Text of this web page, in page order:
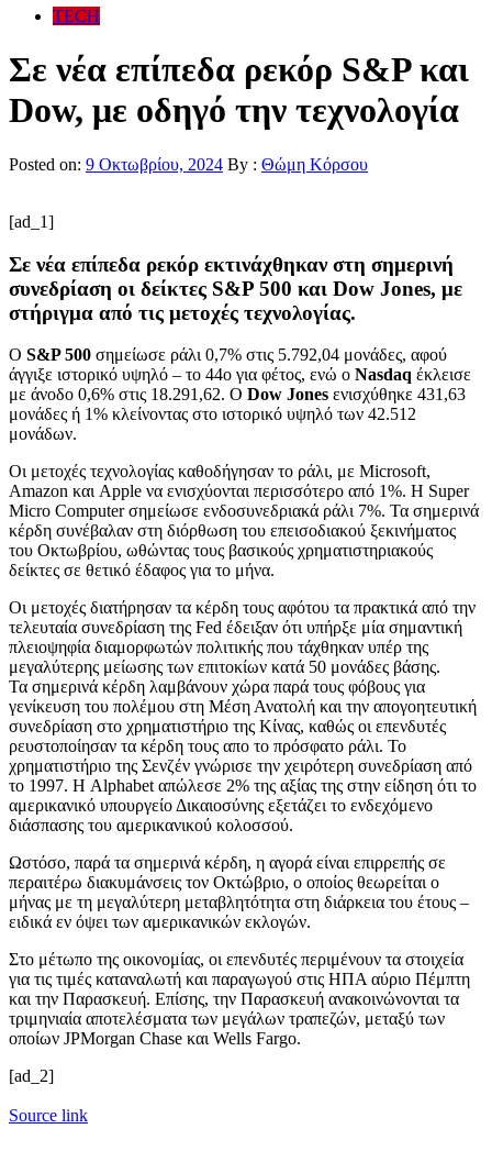
TECH
Σε νέα επίπεδα ρεκόρ S&P και
Dow, με οδηγό την τεχνολογία
Posted on: 9 Οκτωβρίου, 2024 By : Θώμη Κόρσου
[ad_1]
Σε νέα επίπεδα ρεκόρ εκτινάχθηκαν στη σημερινή
συνεδρίαση οι δείκτες S&P 500 και Dow Jones, με
στήριγμα από τις μετοχές τεχνολογίας.
Ο S&P 500 σημείωσε ράλι 0,7% στις 5.792,04 μονάδες, αφού
άγγιξε ιστορικό υψηλό – το 44ο για φέτος, ενώ ο Nasdaq έκλεισε
με άνοδο 0,6% στις 18.291,62. Ο Dow Jones ενισχύθηκε 431,63
μονάδες ή 1% κλείνοντας στο ιστορικό υψηλό των 42.512
μονάδων.
Οι μετοχές τεχνολογίας καθοδήγησαν το ράλι, με Microsoft,
Amazon και Apple να ενισχύονται περισσότερο από 1%. Η Super
Micro Computer σημείωσε ενδοσυνεδριακά ράλι 7%. Τα σημερινά
κέρδη συνέβαλαν στη διόρθωση του επεισοδιακού ξεκινήματος
του Οκτωβρίου, ωθώντας τους βασικούς χρηματιστηριακούς
δείκτες σε θετικό έδαφος για το μήνα.
Οι μετοχές διατήρησαν τα κέρδη τους αφότου τα πρακτικά από την
τελευταία συνεδρίαση της Fed έδειξαν ότι υπήρξε μία σημαντική
πλειοψηφία διαμορφωτών πολιτικής που τάχθηκαν υπέρ της
μεγαλύτερης μείωσης των επιτοκίων κατά 50 μονάδες βάσης.
Τα σημερινά κέρδη λαμβάνουν χώρα παρά τους φόβους για
γενίκευση του πολέμου στη Μέση Ανατολή και την απογοητευτική
συνεδρίαση στο χρηματιστήριο της Κίνας, καθώς οι επενδυτές
ρευστοποίησαν τα κέρδη τους απο το πρόσφατο ράλι. Το
χρηματιστήριο της Σενζέν γνώρισε την χειρότερη συνεδρίαση από
το 1997. Η Alphabet απώλεσε 2% της αξίας της στην είδηση ότι το
αμερικανικό υπουργείο Δικαιοσύνης εξετάζει το ενδεχόμενο
διάσπασης του αμερικανικού κολοσσού.
Ωστόσο, παρά τα σημερινά κέρδη, η αγορά είναι επιρρεπής σε
περαιτέρω διακυμάνσεις τον Οκτώβριο, ο οποίος θεωρείται ο
μήνας με τη μεγαλύτερη μεταβλητότητα στη διάρκεια του έτους –
ειδικά εν όψει των αμερικανικών εκλογών.
Στο μέτωπο της οικονομίας, οι επενδυτές περιμένουν τα στοιχεία
για τις τιμές καταναλωτή και παραγωγού στις ΗΠΑ αύριο Πέμπτη
και την Παρασκευή. Επίσης, την Παρασκευή ανακοινώνονται τα
τριμηνιαία αποτελέσματα των μεγάλων τραπεζών, μεταξύ των
οποίων JPMorgan Chase και Wells Fargo.
[ad_2]
Source link